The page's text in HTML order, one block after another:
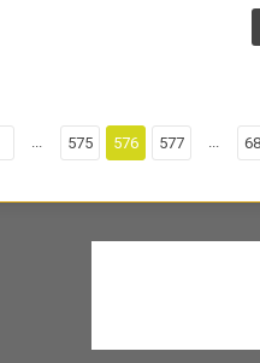
... 575 576 577 ...